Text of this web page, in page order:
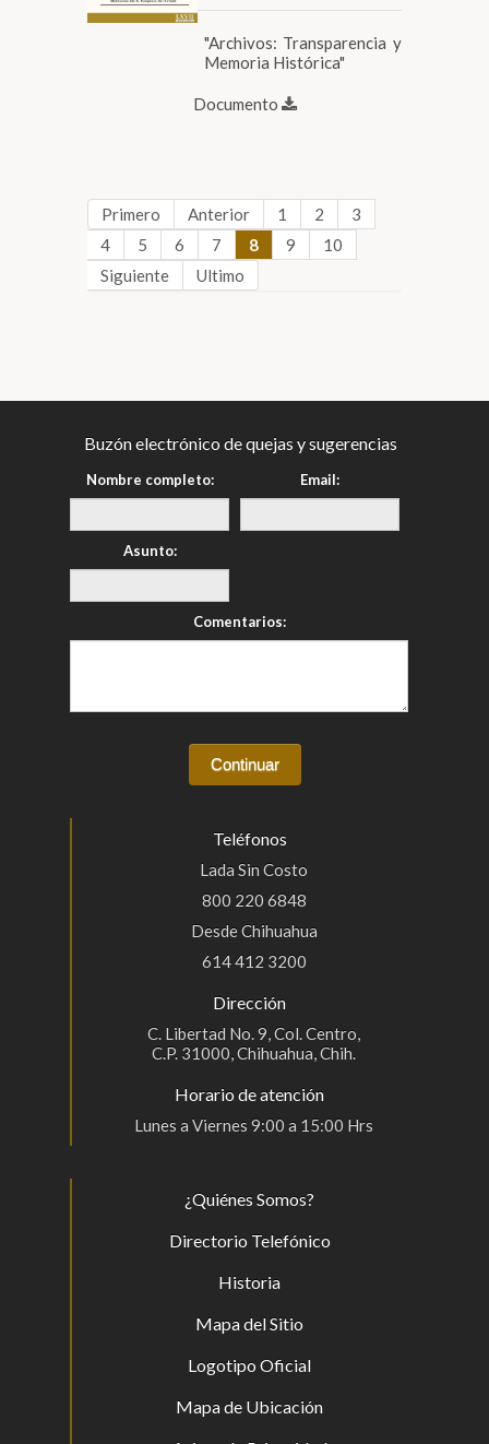
"Archivos: Transparencia y
Memoria Histórica"
Documento
Primero Anterior 1 2
3
4
5 6 7 8 9
10
Siguiente
Ultimo
Buzón electrónico de quejas y sugerencias
Nombre completo: Email:
Asunto:
Comentarios:
Teléfonos
Lada Sin Costo
800 220 6848
Desde Chihuahua
614 412 3200
Dirección
C. Libertad No. 9, Col. Centro,
C.P. 31000, Chihuahua, Chih.
Horario de atención
Lunes a Viernes 9:00 a 15:00 Hrs
¿Quiénes Somos?
Directorio Telefónico
Historia
Mapa del Sitio
Logotipo Oficial
Mapa de Ubicación